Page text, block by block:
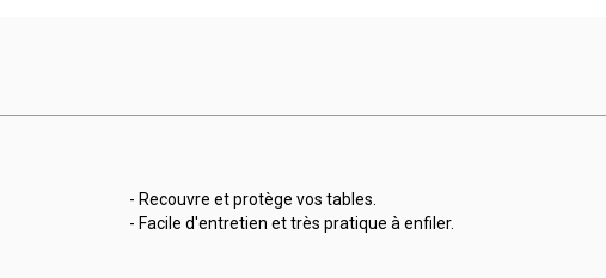
- Recouvre et protège vos tables.
- Facile d'entretien et très pratique à enfiler.